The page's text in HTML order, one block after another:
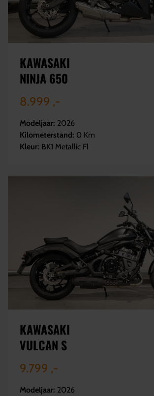
KAWASAKI
NINJA 650
8.999 ,-
Modeljaar: 2026
Kilometerstand: 0 Km
Kleur: BK1 Metallic Fl
KAWASAKI
VULCAN S
9.799 ,-
Modeljaar: 2026